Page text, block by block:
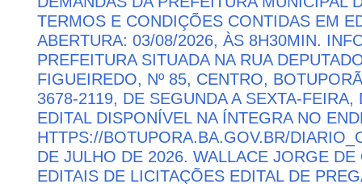
TERMOS E CONDIÇÕES CONTIDAS EM
ABERTURA: 03/08/2026, ÀS 8H30MIN.
PREFEITURA SITUADA NA RUA
FIGUEIREDO, Nº 85, CENTRO,
3678-2119, DE SEGUNDA A SEXTA-
EDITAL DISPONÍVEL NA ÍNTEGRA NO
HTTPS://BOTUPORA.BA.GOV.BR/
DE JULHO DE 2026. WALLACE JORGE
EDITAIS DE LICITAÇÕES EDITAL DE